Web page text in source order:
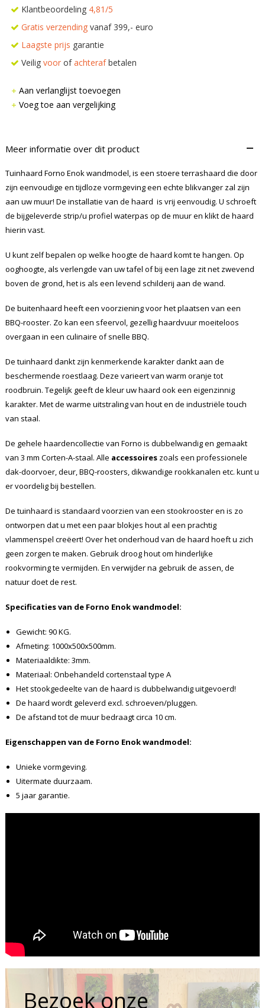
Klantbeoordeling 4,81/5
Gratis verzendingvanaf 399,- euro
Laagste prijs garantie
Veilig voorofachterafbetalen
Aan verlanglijst toevoegen
Voeg toe aan vergelijking
Meer informatie over dit product –
Tuinhaard Forno Enok wandmodel, is een stoere terrashaard die door
zijn eenvoudige en tijdloze vormgeving een echte blikvanger zal zijn
aan uw muur! De installatie van de haard is vrij eenvoudig. U schroeft
de bijgeleverde strip/u profiel waterpas op de muur en klikt de haard
hierin vast.
U kunt zelf bepalen op welke hoogte de haard komt te hangen. Op
ooghoogte, als verlengde van uw tafel of bij een lage zit net zwevend
boven de grond, het is als een levend schilderij aan de wand.
De buitenhaard heeft een voorziening voor het plaatsen van een
BBQ-rooster. Zo kan een sfeervol, gezellig haardvuur moeiteloos
overgaan in een culinaire of snelle BBQ.
De tuinhaard dankt zijn kenmerkende karakter dankt aan de
beschermende roestlaag. Deze varieert van warm oranje tot
roodbruin. Tegelijk geeft de kleur uw haard ook een eigenzinnig
karakter. Met de warme uitstraling van hout en de industriële touch
van staal.
De gehele haardencollectie van Forno is dubbelwandig en gemaakt
van 3 mm Corten-A-staal. Alle accessoireszoals een professionele
dak-doorvoer, deur, BBQ-roosters, dikwandige rookkanalen etc. kunt u
er voordelig bij bestellen.
De tuinhaard is standaard voorzien van een stookrooster en is zo
ontworpen dat u met een paar blokjes hout al een prachtig
vlammenspel creëert! Over het onderhoud van de haard hoeft u zich
geen zorgen te maken. Gebruik droog hout om hinderlijke
rookvorming te vermijden. En verwijder na gebruik de assen, de
natuur doet de rest.
Specificaties van de Forno Enok wandmodel:
Gewicht: 90 KG.
Afmeting: 1000x500x500mm.
Materiaaldikte: 3mm.
Materiaal: Onbehandeld cortenstaal type A
Het stookgedeelte van de haard is dubbelwandig uitgevoerd!
De haard wordt geleverd excl. schroeven/pluggen.
De afstand tot de muur bedraagt circa 10 cm.
Eigenschappen van de Forno Enok wandmodel:
Unieke vormgeving.
Uitermate duurzaam.
5 jaar garantie.
Bezoek onze